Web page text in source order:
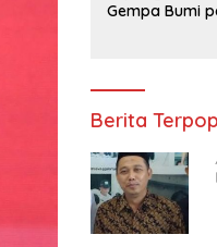
Gempa Bumi
Berita